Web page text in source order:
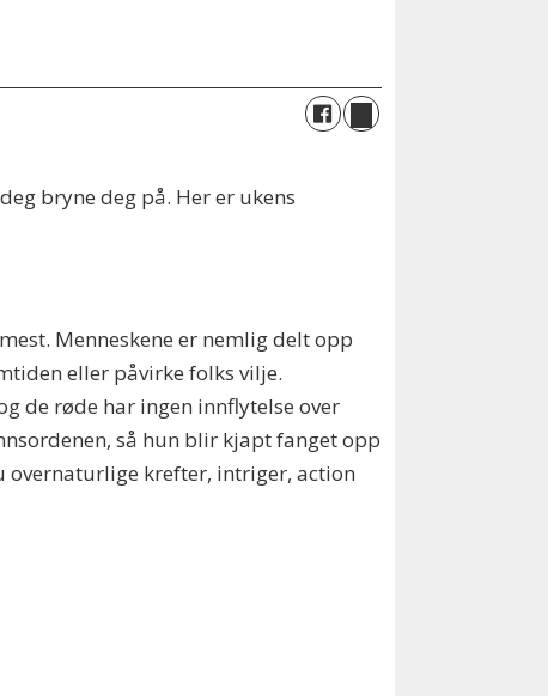
bryne deg på. Her er ukens
Menneskene er nemlig delt opp
eller påvirke folks vilje.
de røde har ingen innflytelse over
så hun blir kjapt fanget opp
overnaturlige krefter, intriger, action